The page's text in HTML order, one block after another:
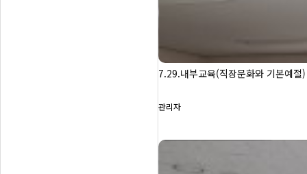
7.29.내부교육(직장문화와 기본예절)
관리자